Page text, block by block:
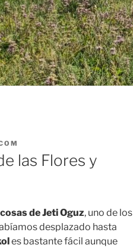
las Flores y
de Jeti Oguz, uno de los
desplazado hasta
es bastante fácil aunque